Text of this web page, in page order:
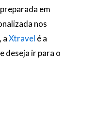
em
nos
aXtravel é a
deseja ir para o